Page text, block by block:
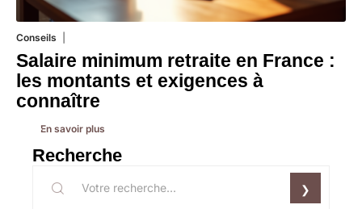
Conseils
Salaire minimum retraite en France :
les montants et exigences à
connaître
En savoir plus
Recherche